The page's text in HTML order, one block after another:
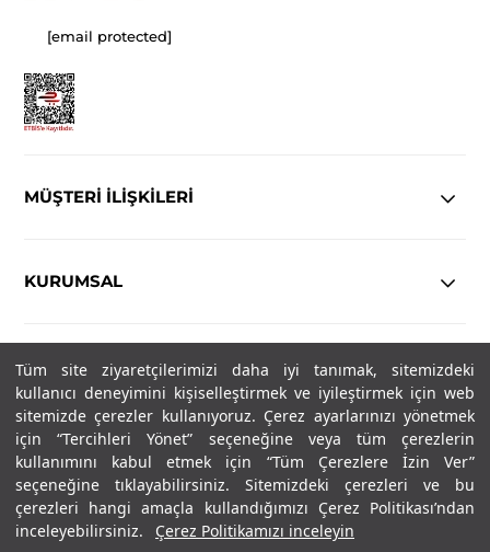
Tüm site ziyaretçilerimizi daha iyi tanımak, sitemizdeki
kullanıcı deneyimini kişiselleştirmek ve iyileştirmek için web
sitemizde çerezler kullanıyoruz. Çerez ayarlarınızı yönetmek
için “Tercihleri Yönet” seçeneğine veya tüm çerezlerin
kullanımını kabul etmek için “Tüm Çerezlere İzin Ver”
seçeneğine tıklayabilirsiniz. Sitemizdeki çerezleri ve bu
çerezleri hangi amaçla kullandığımızı Çerez Politikası’ndan
inceleyebilirsiniz.
Çerez Politikamızı inceleyin
[email protected]
MÜŞTERİ İLİŞKİLERİ
KURUMSAL
YASAL
Copyright© 2025 IN-FORMAL Tüm hakları saklıdır.
SOSYAL MEDYA